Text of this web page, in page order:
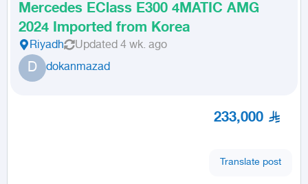
Mercedes EClass E300 4MATIC AMG
2024 Imported from Korea
Riyadh Updated 4 wk. ago
D dokanmazad
233,000
Translate post